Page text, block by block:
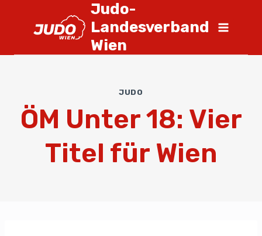
Judo-
Landesverband
Wien
JUDO
ÖM Unter 18: Vier
Titel für Wien